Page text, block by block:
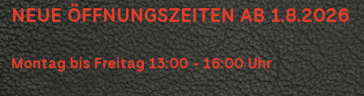
NEUE ÖFFNUNGSZEITEN AB 1.8.2026
Montag bis Freitag 13:00 - 16:00 Uhr